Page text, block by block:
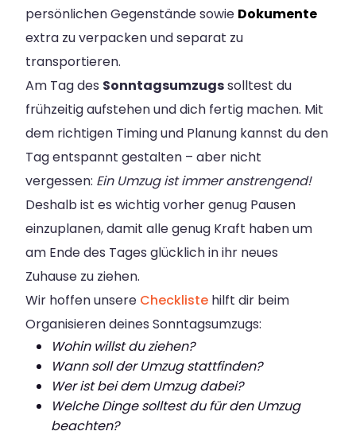
persönlichen Gegenstände sowie Dokumente
extra zu verpacken und separat zu
transportieren.
Am Tag des Sonntagsumzugssolltest du
frühzeitig aufstehen und dich fertig machen. Mit
dem richtigen Timing und Planung kannst du den
Tag entspannt gestalten – aber nicht
vergessen: Ein Umzug ist immer anstrengend!
Deshalb ist es wichtig vorher genug Pausen
einzuplanen, damit alle genug Kraft haben um
am Ende des Tages glücklich in ihr neues
Zuhause zu ziehen.
Wir hoffen unsere Checkliste hilft dir beim
Organisieren deines Sonntagsumzugs:
Wohin willst du ziehen?
Wann soll der Umzug stattfinden?
Wer ist bei dem Umzug dabei?
Welche Dinge solltest du für den Umzug
beachten?